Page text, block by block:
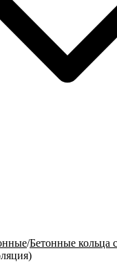
/Бетонные кольца